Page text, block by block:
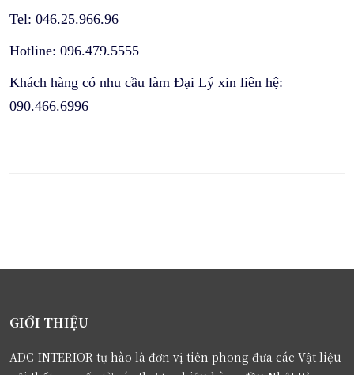
Tel: 046.25.966.96
Hotline: 096.479.5555
Khách hàng có nhu cầu làm Đại Lý xin liên hệ:
090.466.6996
GIỚI THIỆU
ADC-INTERIOR tự hào là đơn vị tiên phong đưa các Vật liệu